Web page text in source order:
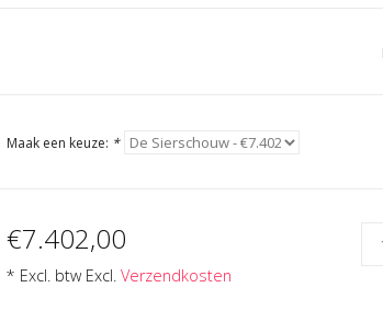
Maak een keuze: *
€7.402,00
* Excl. btw Excl. Verzendkosten